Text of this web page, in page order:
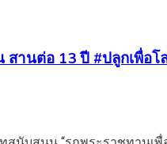
านต่อ 13 ปี #ปลูกเพื่อ